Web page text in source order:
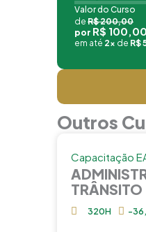
Valor do Curso
de R$ 200,00
por R$ 100,00
em até 2x de R$
Outros
Capacitação
TRÂNSITO
320H -